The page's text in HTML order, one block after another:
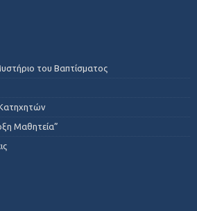
του Βαπτίσματος
Μαθητεία”